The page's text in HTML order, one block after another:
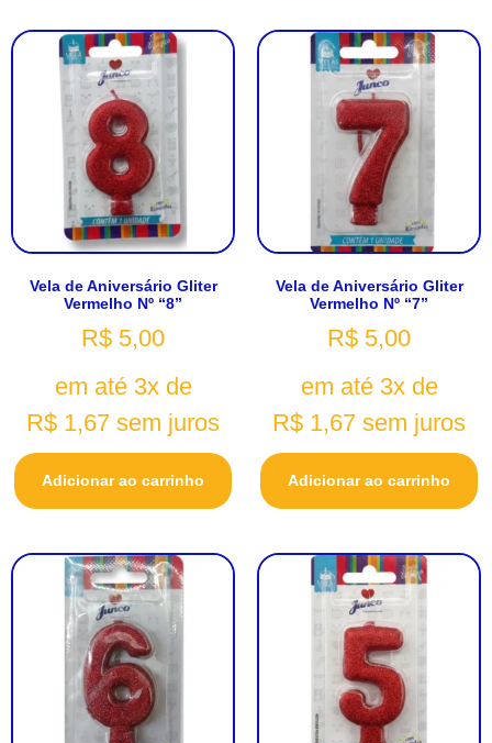
Vela de Aniversário Gliter
Vermelho Nº “8”
R$ 5,00
em até 3x de
R$ 1,67 sem juros
Adicionar ao carrinho
Vela de Aniversário Gliter
Vermelho Nº “7”
R$ 5,00
em até 3x de
R$ 1,67 sem juros
Adicionar ao carrinho